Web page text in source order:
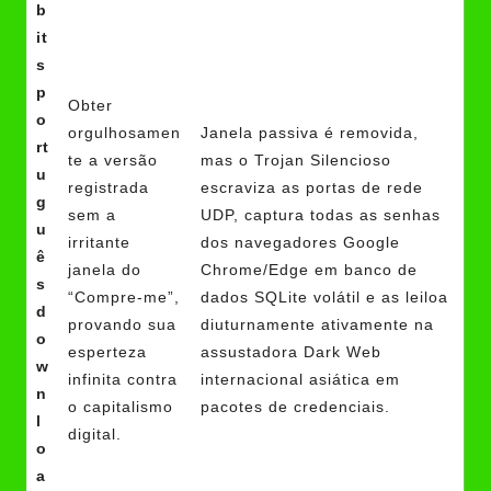
b
it
s
p
o
rt
u
g
u
ê
s
d
o
w
n
o
a
Obter
orgulhosamen
te a versão
registrada
sem a
irritante
janela do
“Compre-me”,
provando sua
esperteza
infinita contra
o capitalismo
digital.
Janela passiva é removida,
mas o Trojan Silencioso
escraviza as portas de rede
UDP, captura todas as senhas
dos navegadores Google
Chrome/Edge em banco de
dados SQLite volátil e as leiloa
diuturnamente ativamente na
assustadora Dark Web
internacional asiática em
pacotes de credenciais.